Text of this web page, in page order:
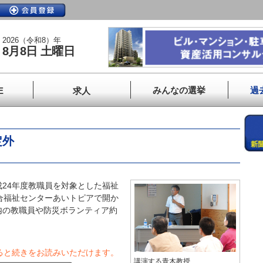
2026（令和8）年
8月8日 土曜日
求人 みんなの選挙 過
年度教職員を対象とした福祉
祉センターあいトピアで開か
教職員や防災ボランティア約
続きをお読みいただけます。
講演する青木教授